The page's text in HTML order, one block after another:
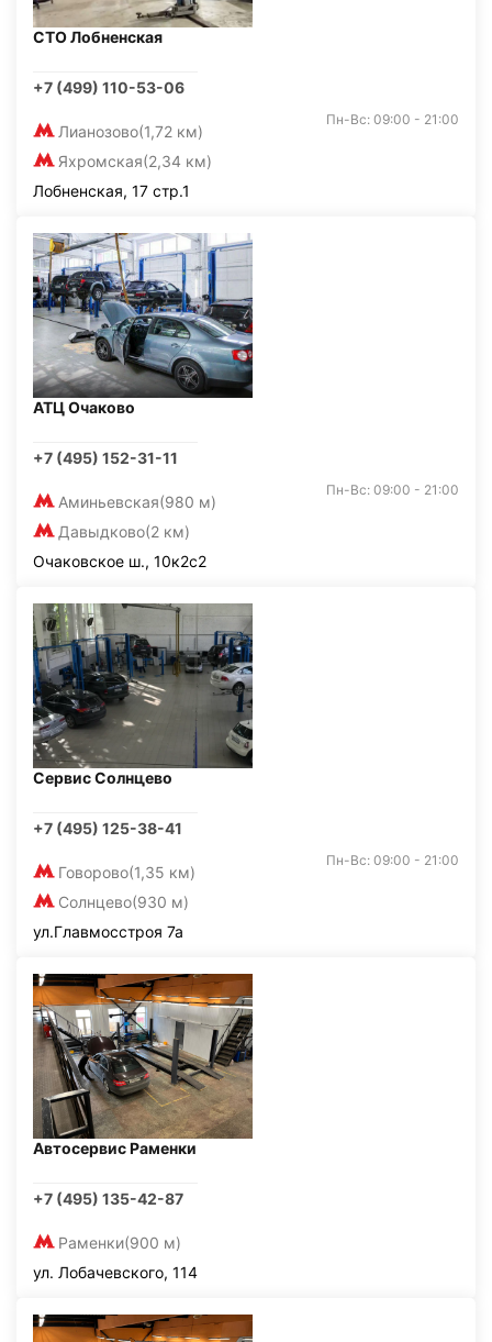
СТО Лобненская
+7 (499) 110-53-06
Лианозово(1,72 км)
Яхромская(2,34 км)
Пн-Вс: 09:00 - 21:00
Лобненская, 17 стр.1
АТЦ Очаково
+7 (495) 152-31-11
Аминьевская(980 м)
Давыдково(2 км)
Пн-Вс: 09:00 - 21:00
Очаковское ш., 10к2с2
Сервис Солнцево
+7 (495) 125-38-41
Говорово(1,35 км)
Солнцево(930 м)
Пн-Вс: 09:00 - 21:00
ул.Главмосстроя 7а
Автосервис Раменки
+7 (495) 135-42-87
Раменки(900 м)
ул. Лобачевского, 114